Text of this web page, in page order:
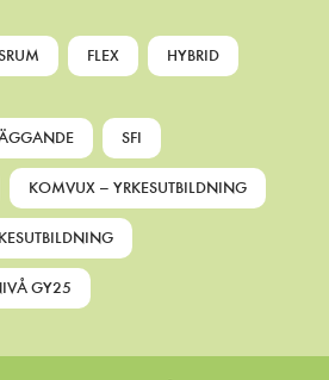
FLEX HYBRID
SFI
KOMVUX – YRKESUTBILDNING
GY25